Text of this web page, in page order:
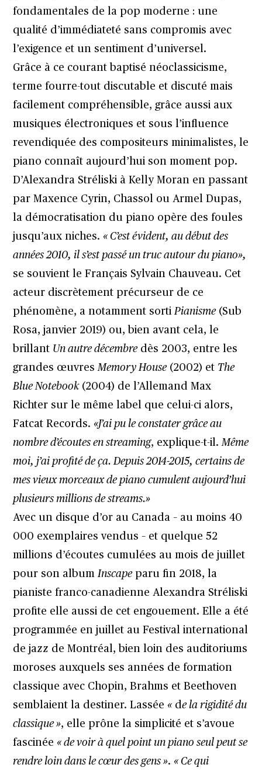
fondamentales de la pop moderne : une
qualité d’immédiateté sans compromis avec
l’exigence et un sentiment d’universel.
Grâce à ce courant baptisé néoclassicisme,
terme fourre-tout discutable et discuté mais
facilement compréhensible, grâce aussi aux
musiques électroniques et sous l’influence
revendiquée des compositeurs minimalistes, le
piano connaît aujourd’hui son moment pop.
D’Alexandra Stréliski à Kelly Moran en passant
par Maxence Cyrin, Chassol ou Armel Dupas,
la démocratisation du piano opère des foules
jusqu’aux niches. « C’est évident, au début des
années 2010, il s’est passé un truc autour du piano»,
se souvient le Français Sylvain Chauveau. Cet
acteur discrètement précurseur de ce
phénomène, a notamment sortiPianisme(Sub
Rosa, janvier 2019) ou, bien avant cela, le
brillant Un autre décembredès 2003, entre les
grandes œuvresMemory House(2002) et The
Blue Notebook(2004) de l’Allemand Max
Richter sur le même label que celui-ci alors,
Fatcat Records. «J’ai pu le constater grâce au
nombre d’écoutes en streaming, explique-t-il.Même
moi, j’ai profité de ça. Depuis 2014-2015, certains de
mes vieux morceaux de piano cumulent aujourd’hui
plusieurs millions de streams.»
Avec un disque d’or au Canada – au moins 40
000 exemplaires vendus – et quelque 52
millions d’écoutes cumulées au mois de juillet
pour son albumInscapeparu fin 2018, la
pianiste franco-canadienne Alexandra Stréliski
profite elle aussi de cet engouement. Elle a été
programmée en juillet au Festival international
de jazz de Montréal, bien loin des auditoriums
moroses auxquels ses années de formation
classique avec Chopin, Brahms et Beethoven
semblaient la destiner. Lassée « de la rigidité du
classique », elle prône la simplicité et s’avoue
fascinée « de voir à quel point un piano seul peut se
rendre loin dans le cœur des gens ». « Ce qui